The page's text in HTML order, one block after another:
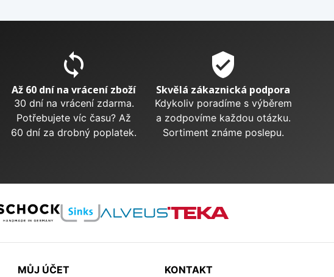
sync
Až 60 dní na vrácení zboží
30 dní na vrácení zdarma.
Potřebujete víc času? Až
60 dní za drobný poplatek.
verified_user
Skvělá zákaznická podpora
Kdykoliv poradíme s výběrem
a zodpovíme každou otázku.
Sortiment známe poslepu.
MŮJ ÚČET
KONTAKT